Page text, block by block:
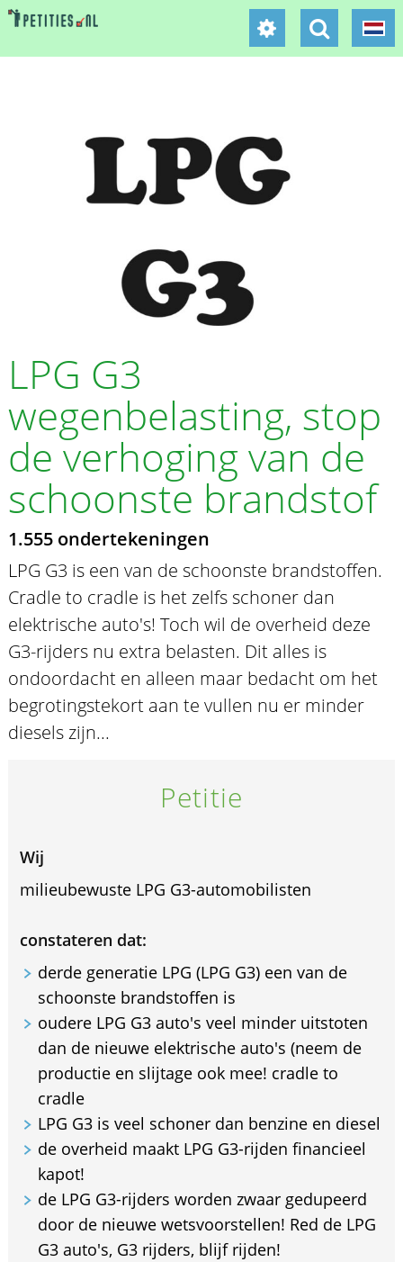
LPG G3
wegenbelasting, stop
de verhoging van de
schoonste brandstof
1.555 ondertekeningen
LPG G3 is een van de schoonste brandstoffen.
Cradle to cradle is het zelfs schoner dan
elektrische auto's! Toch wil de overheid deze
G3-rijders nu extra belasten. Dit alles is
ondoordacht en alleen maar bedacht om het
begrotingstekort aan te vullen nu er minder
diesels zijn...
Petitie
Wij
milieubewuste LPG G3-automobilisten
constateren dat:
derde generatie LPG (LPG G3) een van de
schoonste brandstoffen is
oudere LPG G3 auto's veel minder uitstoten
dan de nieuwe elektrische auto's (neem de
productie en slijtage ook mee! cradle to
cradle
LPG G3 is veel schoner dan benzine en diesel
de overheid maakt LPG G3-rijden financieel
kapot!
de LPG G3-rijders worden zwaar gedupeerd
door de nieuwe wetsvoorstellen! Red de LPG
G3 auto's, G3 rijders, blijf rijden!